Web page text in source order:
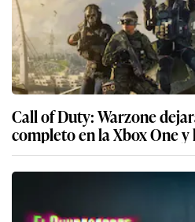
Call of Duty: Warzone
completo en la Xbox One y